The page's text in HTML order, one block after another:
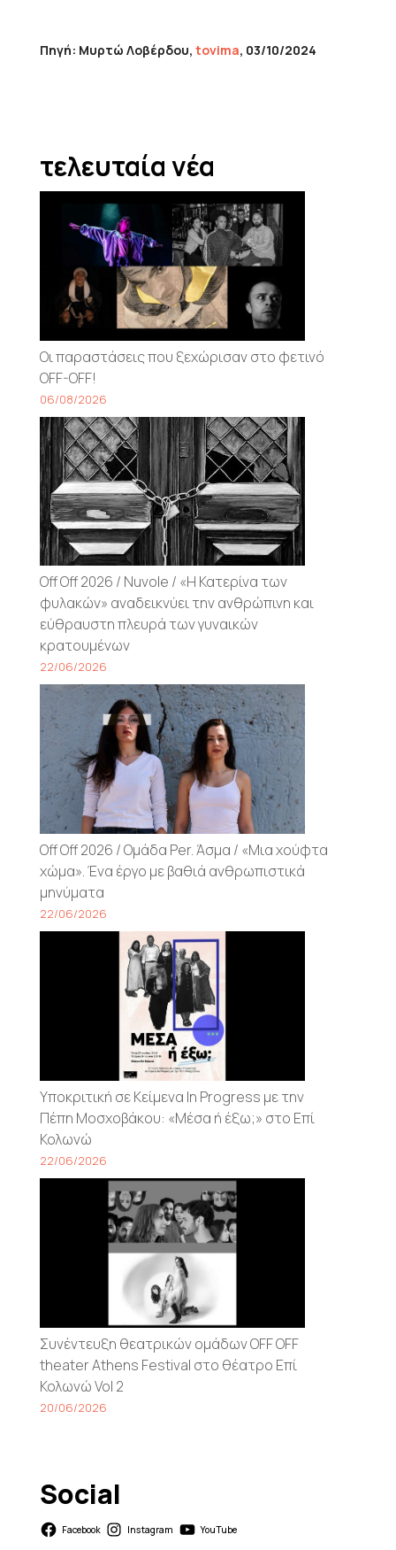
Πηγή: Μυρτώ Λοβέρδου, tovima, 03/10/2024
τελευταία νέα
Οι παραστάσεις που ξεχώρισαν στο φετινό
OFF-OFF!
06/08/2026
Off Off 2026 / Nuvole / «Η Κατερίνα των
φυλακών» αναδεικνύει την ανθρώπινη και
εύθραυστη πλευρά των γυναικών
κρατουμένων
22/06/2026
Off Off 2026 / Ομάδα Per. Άσμα / «Μια χούφτα
χώμα». Ένα έργο με βαθιά ανθρωπιστικά
μηνύματα
22/06/2026
Υποκριτική σε Κείμενα In Progress με την
Πέπη Μοσχοβάκου: «Μέσα ή έξω;» στο Επί
Κολωνώ
22/06/2026
Συνέντευξη θεατρικών ομάδων OFF OFF
theater Athens Festival στο θέατρο Επί
Κολωνώ Vol 2
20/06/2026
Social
Facebook Instagram YouTube